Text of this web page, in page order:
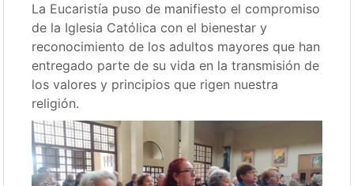
La Eucaristía puso de manifiesto el compromiso
de la Iglesia Católica con el bienestar y
reconocimiento de los adultos mayores que han
entregado parte de su vida en la transmisión de
los valores y principios que rigen nuestra
religión.